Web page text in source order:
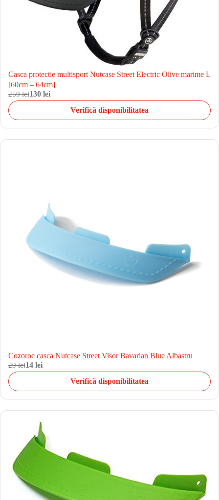
Casca protectie multisport Nutcase Street Electric Olive marime L
[60cm – 64cm]
259 lei130 lei
Verifică disponibilitatea
Cozoroc casca Nutcase Street Visor Bavarian Blue Albastru
29 lei14 lei
Verifică disponibilitatea